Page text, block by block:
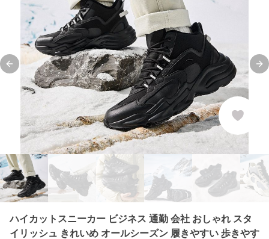
Previous slide
ハイカットスニーカー ビジネス 通勤 会社 おしゃれ スタ
イリッシュ きれいめ オールシーズン 履きやすい 歩きやす